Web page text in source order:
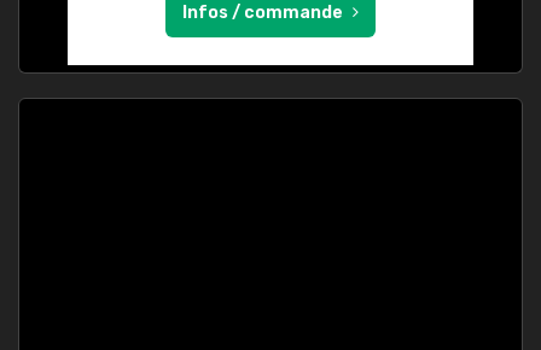
Infos / commande